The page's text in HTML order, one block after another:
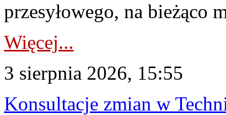
przesyłowego, na bieżąco
Więcej...
3 sierpnia 2026, 15:55
Konsultacje zmian w